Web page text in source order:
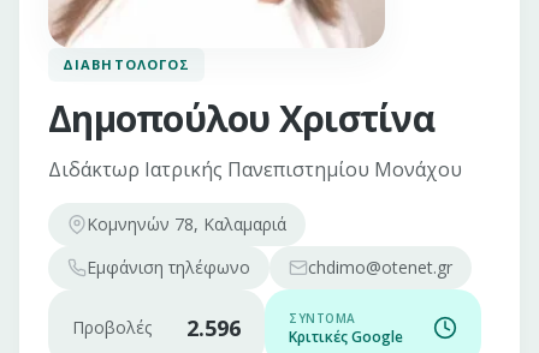
ΔΙΑΒΗΤΟΛΌΓΟΣ
Δημοπούλου Χριστίνα
Διδάκτωρ Ιατρικής Πανεπιστημίου Μονάχου
Κομνηνών 78, Καλαμαριά
Εμφάνιση τηλέφωνο chdimo@otenet.gr
Προβολές 2.596 ΣΎΝΤΟΜΑ
Κριτικές Google